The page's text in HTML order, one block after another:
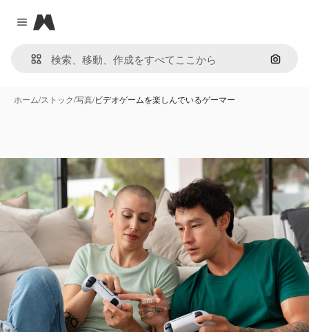
Close menu
Magnific
画像で
ホーム/ストック/写真/ビデオゲームを楽しんでいるゲーマー